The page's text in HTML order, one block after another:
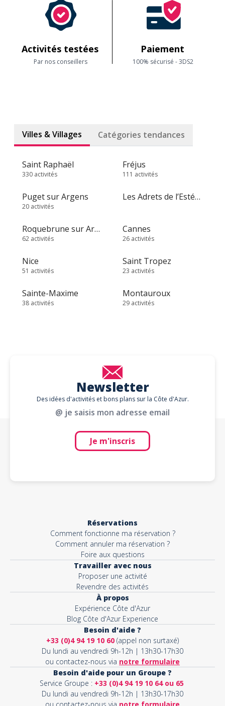
Activités testées
Par nos conseillers
Paiement
100% sécurisé - 3DS2
Villes & Villages Catégories tendances
Saint Raphaël
330 activités
Fréjus
111 activités
Puget sur Argens
20 activités
Les Adrets de l’Estérel
Roquebrune sur Argens
62 activités
Cannes
26 activités
Nice
51 activités
Saint Tropez
23 activités
Sainte-Maxime
38 activités
Montauroux
29 activités
Newsletter
Des idées d'activités et bons plans sur la Côte d'Azur.
@ je saisis mon adresse email
Je m'inscris
Réservations
Comment fonctionne ma réservation ?
Comment annuler ma réservation ?
Foire aux questions
Travailler avec nous
Proposer une activité
Revendre des activités
À propos
Expérience Côte d'Azur
Blog Côte d'Azur Experience
Besoin d'aide ?
+33 (0)4 94 19 10 60 (appel non surtaxé)
Du lundi au vendredi 9h-12h | 13h30-17h30
ou contactez-nous via notre formulaire
Besoin d'aide pour un Groupe ?
Service Groupe : +33 (0)4 94 19 10 64 ou 65
Du lundi au vendredi 9h-12h | 13h30-17h30